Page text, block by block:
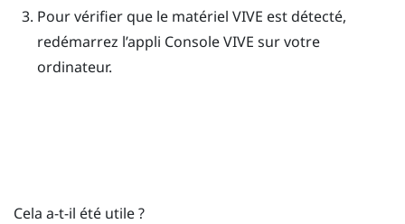
Pour vérifier que le matériel VIVE est détecté,
redémarrez l’appli Console VIVE sur votre
ordinateur.
Cela a-t-il été utile ?